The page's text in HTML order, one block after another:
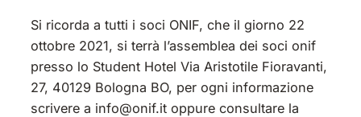
Si ricorda a tutti i soci ONIF, che il giorno 22
ottobre 2021, si terrà l’assemblea dei soci onif
presso lo Student Hotel Via Aristotile Fioravanti,
27, 40129 Bologna BO, per ogni informazione
scrivere a info@onif.it oppure consultare la